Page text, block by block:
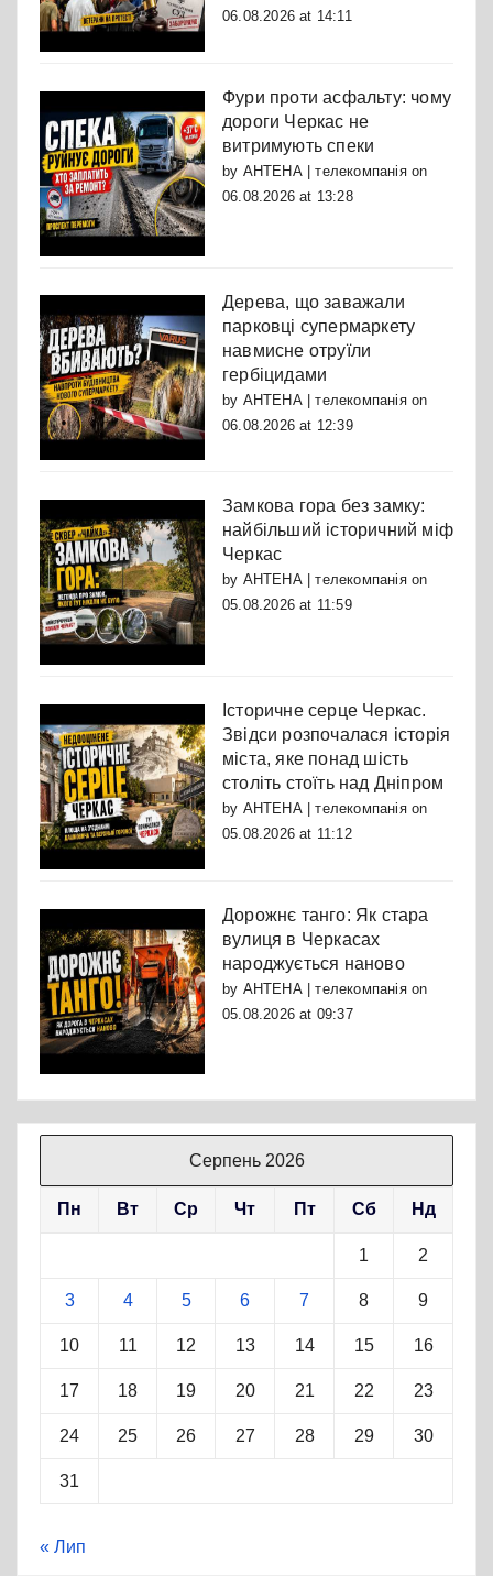
06.08.2026 at 14:11
Фури проти асфальту: чому
дороги Черкас не
витримують спеки
by АНТЕНА | телекомпаніяon
06.08.2026 at 13:28
Дерева, що заважали
парковці супермаркету
навмисне отруїли
гербіцидами
by АНТЕНА | телекомпаніяon
06.08.2026 at 12:39
Замкова гора без замку:
найбільший історичний міф
Черкас
by АНТЕНА | телекомпаніяon
05.08.2026 at 11:59
Історичне серце Черкас.
Звідси розпочалася історія
міста, яке понад шість
століть стоїть над Дніпром
by АНТЕНА | телекомпаніяon
05.08.2026 at 11:12
Дорожнє танго: Як стара
вулиця в Черкасах
народжується наново
by АНТЕНА | телекомпаніяon
05.08.2026 at 09:37
Серпень 2026
Пн Вт Ср Чт Пт Сб Нд
1 2
3 4 5 6 7 8 9
10 11 12 13 14 15 16
17 18 19 20 21 22 23
24 25 26 27 28 29 30
31
« Лип